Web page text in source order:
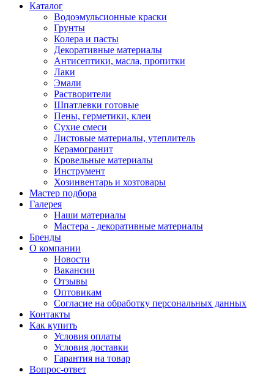
Каталог
Водоэмульсионные краски
Грунты
Колера и пасты
Декоративные материалы
Антисептики, масла, пропитки
Лаки
Эмали
Растворители
Шпатлевки готовые
Пены, герметики, клеи
Сухие смеси
Листовые материалы, утеплитель
Керамогранит
Кровельные материалы
Инструмент
Хозинвентарь и хозтовары
Мастер подбора
Галерея
Наши материалы
Мастера - декоративные материалы
Бренды
О компании
Новости
Вакансии
Отзывы
Оптовикам
Cогласие на обработку персональных данных
Контакты
Как купить
Условия оплаты
Условия доставки
Гарантия на товар
Вопрос-ответ